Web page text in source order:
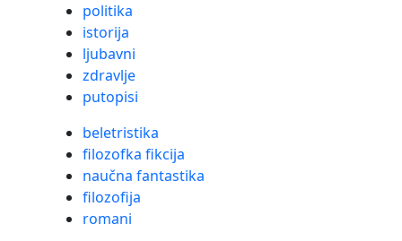
politika
istorija
ljubavni
zdravlje
putopisi
beletristika
filozofka fikcija
naučna fantastika
filozofija
romani